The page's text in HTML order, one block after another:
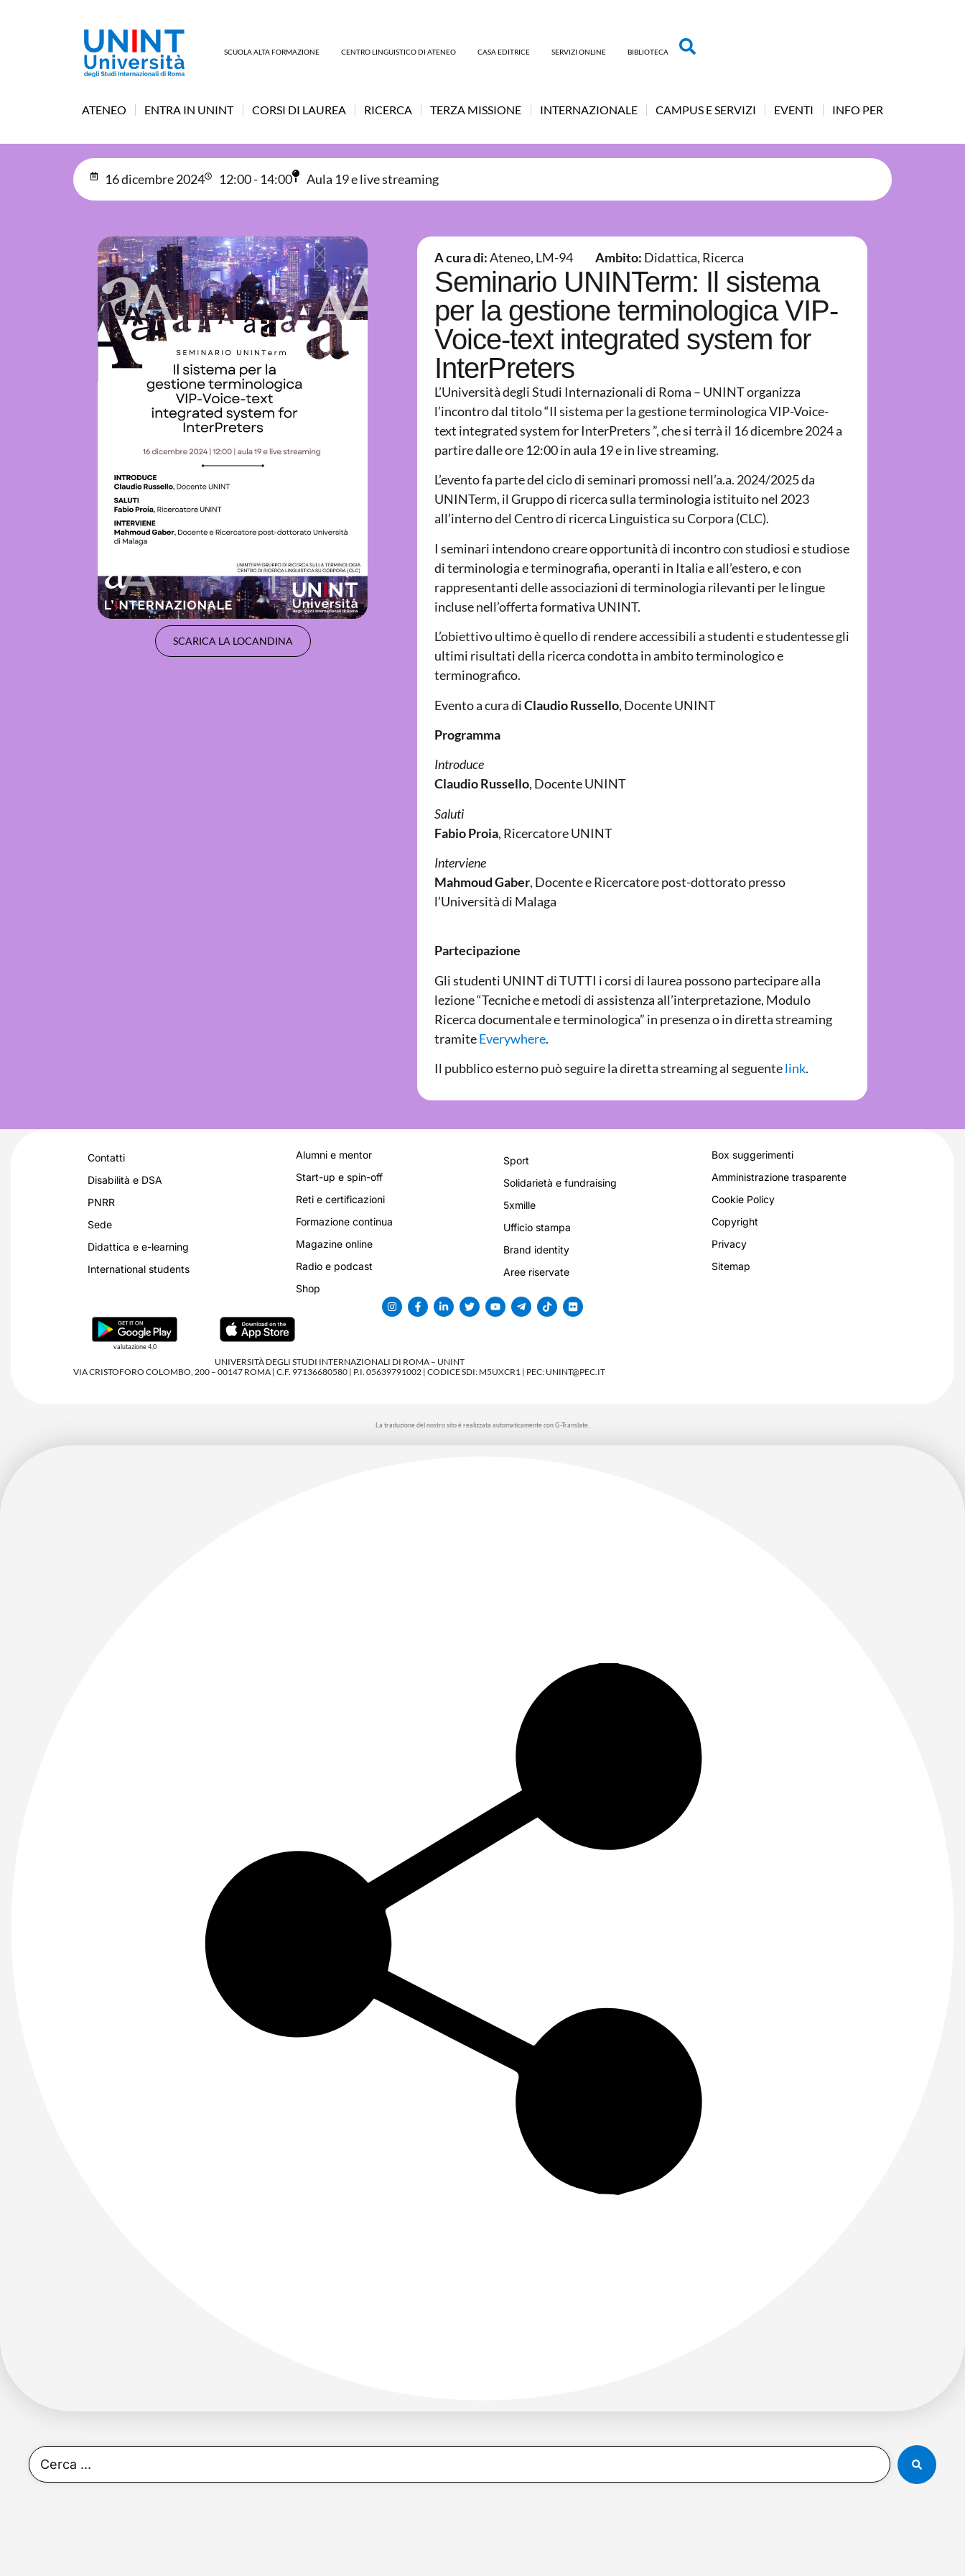
SCUOLA ALTA FORMAZIONE CENTRO LINGUISTICO DI ATENEO CASA EDITRICE SERVIZI ONLINE BIBLIOTECA
ATENEO ENTRA IN UNINT CORSI DI LAUREA RICERCA TERZA MISSIONE INTERNAZIONALE CAMPUS E SERVIZI EVENTI INFO PER
16 dicembre 2024 12:00 - 14:00 Aula 19 e live streaming
SCARICA LA LOCANDINA
A cura di:Ateneo, LM-94 Ambito: Didattica, Ricerca
Seminario UNINTerm: Il sistema
per la gestione terminologica VIP-
Voice-text integrated system for
InterPreters
L’Università degli Studi Internazionali di Roma – UNINT organizza
l’incontro dal titolo “Il sistema per la gestione terminologica VIP-Voice-
text integrated system for InterPreters ”, che si terrà il 16 dicembre 2024 a
partire dalle ore 12:00 in aula 19 e in live streaming.
L’evento fa parte del ciclo di seminari promossi nell’a.a. 2024/2025 da
UNINTerm, il Gruppo di ricerca sulla terminologia istituito nel 2023
all’interno del Centro di ricerca Linguistica su Corpora (CLC).
I seminari intendono creare opportunità di incontro con studiosi e studiose
di terminologia e terminografia, operanti in Italia e all’estero, e con
rappresentanti delle associazioni di terminologia rilevanti per le lingue
incluse nell’offerta formativa UNINT.
L’obiettivo ultimo è quello di rendere accessibili a studenti e studentesse gli
ultimi risultati della ricerca condotta in ambito terminologico e
terminografico.
Evento a cura diClaudio Russello, Docente UNINT
Programma
Introduce
Claudio Russello, Docente UNINT
Saluti
Fabio Proia, Ricercatore UNINT
Interviene
Mahmoud Gaber, Docente e Ricercatore post-dottorato presso
l’Università di Malaga
Partecipazione
Gli studenti UNINT di TUTTI i corsi di laurea possono partecipare alla
lezione “Tecniche e metodi di assistenza all’interpretazione, Modulo
Ricerca documentale e terminologica” in presenza o in diretta streaming
tramiteEverywhere.
Il pubblico esterno può seguire la diretta streaming al seguentelink.
Contatti
Disabilità e DSA
PNRR
Sede
Didattica e e-learning
International students
Alumni e mentor
Start-up e spin-off
Reti e certificazioni
Formazione continua
Magazine online
Radio e podcast
Shop
Sport
Solidarietà e fundraising
5xmille
Ufficio stampa
Brand identity
Aree riservate
Box suggerimenti
Amministrazione trasparente
Cookie Policy
Copyright
Privacy
Sitemap
valutazione 4,0
UNIVERSITÀ DEGLI STUDI INTERNAZIONALI DI ROMA – UNINT
VIA CRISTOFORO COLOMBO, 200 – 00147 ROMA | C.F. 97136680580 | P.I. 05639791002 | CODICE SDI: M5UXCR1 | PEC: UNINT@PEC.IT
La traduzione del nostro sito è realizzata automaticamente con G-Translate.